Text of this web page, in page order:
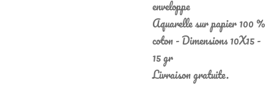
enveloppe
Aquarelle sur papier 100 %
coton - Dimensions 10X15 -
15 gr
Livraison gratuite.